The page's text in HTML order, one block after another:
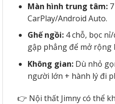
Màn hình trung tâm:7
CarPlay/Android Auto.
Ghế ngồi:4 chỗ, bọc nỉ/
gập phẳng để mở rộng
Không gian:Dù nhỏ
người lớn + hành lý đi
👉 Nội thất Jimny có thể